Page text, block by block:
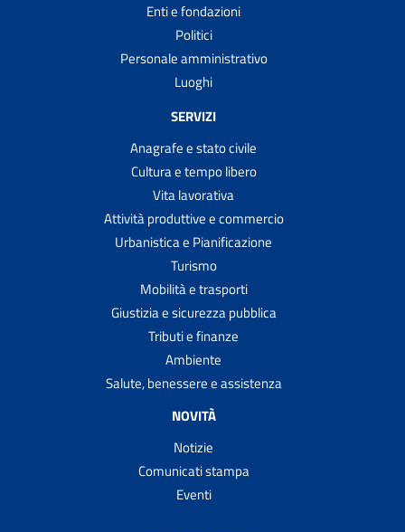
Enti e fondazioni
Politici
Personale amministrativo
Luoghi
SERVIZI
Anagrafe e stato civile
Cultura e tempo libero
Vita lavorativa
Attività produttive e commercio
Urbanistica e Pianificazione
Turismo
Mobilità e trasporti
Giustizia e sicurezza pubblica
Tributi e finanze
Ambiente
Salute, benessere e assistenza
NOVITÀ
Notizie
Comunicati stampa
Eventi